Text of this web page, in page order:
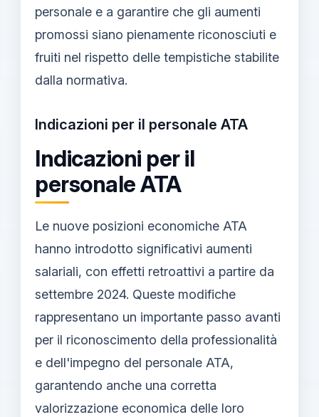
personale e a garantire che gli aumenti
promossi siano pienamente riconosciuti e
fruiti nel rispetto delle tempistiche stabilite
dalla normativa.
Indicazioni per il personale ATA
Indicazioni per il
personale ATA
Le nuove posizioni economiche ATA
hanno introdotto significativi aumenti
salariali, con effetti retroattivi a partire da
settembre 2024. Queste modifiche
rappresentano un importante passo avanti
per il riconoscimento della professionalità
e dell'impegno del personale ATA,
garantendo anche una corretta
valorizzazione economica delle loro